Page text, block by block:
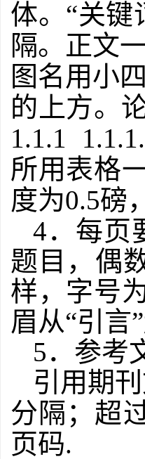
体。 “关键
隔。正文
图名用小
的上方。
1.1.1
所用表格
度为0.5磅
4．每页
题目，偶
样，字号
眉从“引言
5．参考
引用期
分隔；超
页码.